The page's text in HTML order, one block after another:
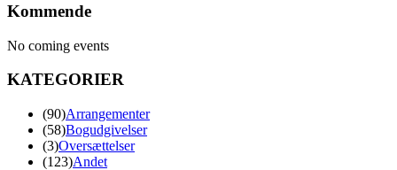
Kommende
No coming events
KATEGORIER
(90)Arrangementer
(58)Bogudgivelser
(3)Oversættelser
(123)Andet